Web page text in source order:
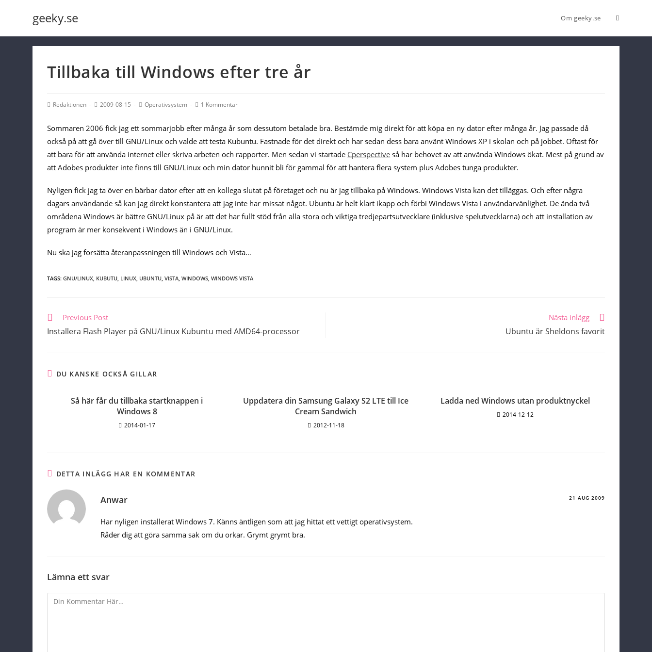
geeky.se Om geeky.se
Tillbaka till Windows efter tre år
PostRedaktionen
Post2009-08-15
PostOperativsystem
Post1 Kommentar
Sommaren 2006 fick jag ett sommarjobb efter många år som dessutom betalade bra. Bestämde mig direkt för att köpa en ny dator efter många år. Jag passade då
också på att gå över till GNU/Linux och valde att testa Kubuntu. Fastnade för det direkt och har sedan dess bara använt Windows XP i skolan och på jobbet. Oftast för
att bara för att använda internet eller skriva arbeten och rapporter. Men sedan vi startade Cperspective så har behovet av att använda Windows ökat. Mest på grund av
att Adobes produkter inte finns till GNU/Linux och min dator hunnit bli för gammal för att hantera flera system plus Adobes tunga produkter.
Nyligen fick jag ta över en bärbar dator efter att en kollega slutat på företaget och nu är jag tillbaka på Windows. Windows Vista kan det tilläggas. Och efter några
dagars användande så kan jag direkt konstantera att jag inte har missat något. Ubuntu är helt klart ikapp och förbi Windows Vista i användarvänlighet. De ända två
områdena Windows är bättre GNU/Linux på är att det har fullt stöd från alla stora och viktiga tredjepartsutvecklare (inklusive spelutvecklarna) och att installation av
program är mer konsekvent i Windows än i GNU/Linux.
Nu ska jag forsätta återanpassningen till Windows och Vista…
TAGS:GNU/LINUX, KUBUTU, LINUX, UBUNTU, VISTA, WINDOWS, WINDOWS VISTA
Read
more
Previous Post
Installera Flash Player på GNU/Linux Kubuntu med AMD64-processor
Nästa inlägg
Ubuntu är Sheldons favorit
DU KANSKE OCKSÅ GILLAR
Så här får du tillbaka startknappen i
Windows 8
2014-01-17
Uppdatera din Samsung Galaxy S2 LTE till Ice
Cream Sandwich
2012-11-18
Ladda ned Windows utan produktnyckel
2014-12-12
DETTA INLÄGG HAR EN KOMMENTAR
Anwar 21 AUG 2009
Har nyligen installerat Windows 7. Känns äntligen som att jag hittat ett vettigt operativsystem.
Råder dig att göra samma sak om du orkar. Grymt grymt bra.
Lämna ett svar
Comment